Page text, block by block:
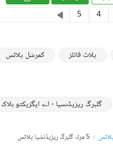
4
5
پلاٹ فائلز کمرشل پلاٹس
گلبرگ ریزیڈںسیا - اے ایگزیکٹو بلاک
5 مرلہ گلبرگ ریزیڈنشیا پلاٹس